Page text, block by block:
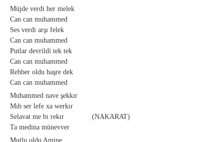
Müjde verdi her melek
Can can muhammed
Ses verdi arşı felek
Can can muhammed
Putlar devrildi tek tek
Can can muhammed
Rehber oldu haşre dek
Can can muhammed
Muhammed nave şekkır
Mıb ser lefe xa werkır
Selavat me bı rekır (NAKARAT)
Ta medina münevver
Mutlu oldu Amine